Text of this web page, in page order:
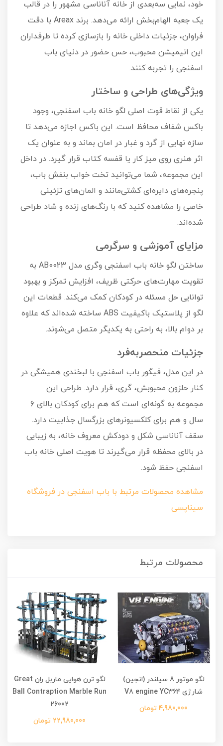
خود، نمایی سه‌بعدی از خانه آناناسی مشهور را در قالب
یک جعبه الهام‌بخش ارائه می‌دهد. برند Areax با دقت
فراوان، جزئیات داخلی خانه را بازسازی کرده تا طرفداران
این انیمیشن محبوب، حس حضور در دنیای باب
اسفنجی را تجربه کنند.
ویژگی‌های طراحی و ساختار
یکی از نقاط قوت اصلی لگو خانه باب اسفنجی، وجود
باکس شفاف محافظ است. این باکس اجازه می‌دهد تا
سازه نهایی از گرد و غبار در امان بماند و به عنوان یک
اثر هنری روی میز کار یا قفسه کتاب قرار گیرد. در داخل
این مجموعه، شما می‌توانید تخت خواب بنفش باب،
پنجره‌های دایره‌ای کشتی‌مانند و المان‌های تزئینی
خاصی را مشاهده کنید که با رنگ‌های زنده و شاد طراحی
شده‌اند.
مزایای آموزشی و سرگرمی
ساختن لگو خانه باب اسفنجی وگری مدل AB0023 به
تقویت مهارت‌های حرکتی ظریف، افزایش تمرکز و بهبود
توانایی حل مسئله در کودکان کمک می‌کند. قطعات این
لگو از پلاستیک باکیفیت ABS ساخته شده‌اند که علاوه
بر دوام بالا، به راحتی به یکدیگر متصل می‌شوند.
جزئیات منحصر‌به‌فرد
در این مدل، فیگور باب اسفنجی با لبخندی همیشگی در
کنار حلزون محبوبش، گری، قرار دارد. طراحی این
مجموعه به گونه‌ای است که هم برای کودکان بالای ۶
سال و هم برای کلکسیونرهای بزرگسال جذابیت دارد.
سقف آناناسی شکل و دودکش معروف خانه، به زیبایی
در بالای محفظه قرار می‌گیرند تا هویت اصلی خانه باب
اسفنجی حفظ شود.
مشاهده محصولات مرتبط با باب اسفنجی در فروشگاه
سیناپسی
محصولات مرتبط
لگو موتور 8 سیلندر (انجین)
شارژی V8 engine YC364
4,980,000 تومان
لگو ترن هوایی ماربل ران Great
Ball Contraption Marble Run
26002
22,980,000 تومان